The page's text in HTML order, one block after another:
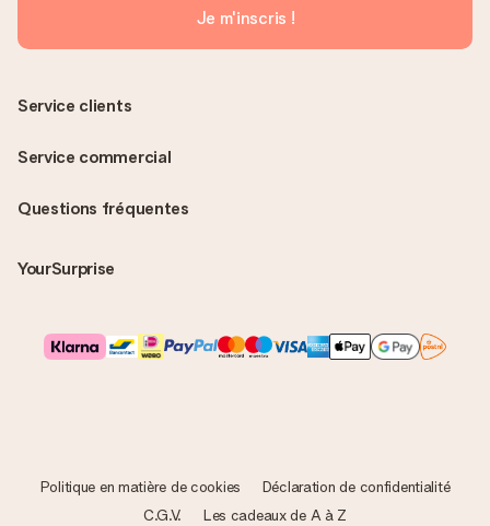
Je m'inscris !
Questions fréquentes
YourSurprise
Service clients
Service commercial
Politique en matière de cookies
Déclaration de confidentialité
C.G.V.
Les cadeaux de A à Z